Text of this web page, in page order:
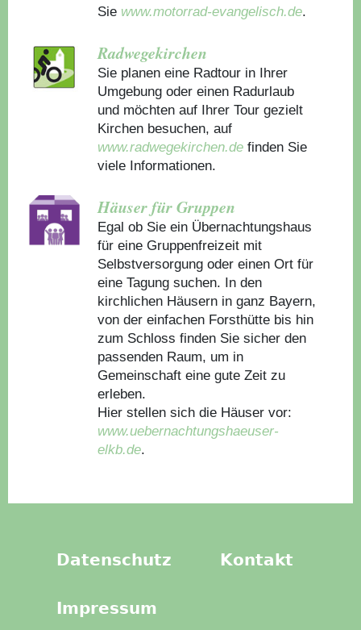
Sie www.motorrad-evangelisch.de.
Radwegekirchen
Sie planen eine Radtour in Ihrer
Umgebung oder einen Radurlaub
und möchten auf Ihrer Tour gezielt
Kirchen besuchen, auf
www.radwegekirchen.de finden Sie
viele Informationen.
Häuser für Gruppen
Egal ob Sie ein Übernachtungshaus
für eine Gruppenfreizeit mit
Selbstversorgung oder einen Ort für
eine Tagung suchen. In den
kirchlichen Häusern in ganz Bayern,
von der einfachen Forsthütte bis hin
zum Schloss finden Sie sicher den
passenden Raum, um in
Gemeinschaft eine gute Zeit zu
erleben.
Hier stellen sich die Häuser vor:
www.uebernachtungshaeuser-
elkb.de.
Datenschutz Kontakt
Impressum